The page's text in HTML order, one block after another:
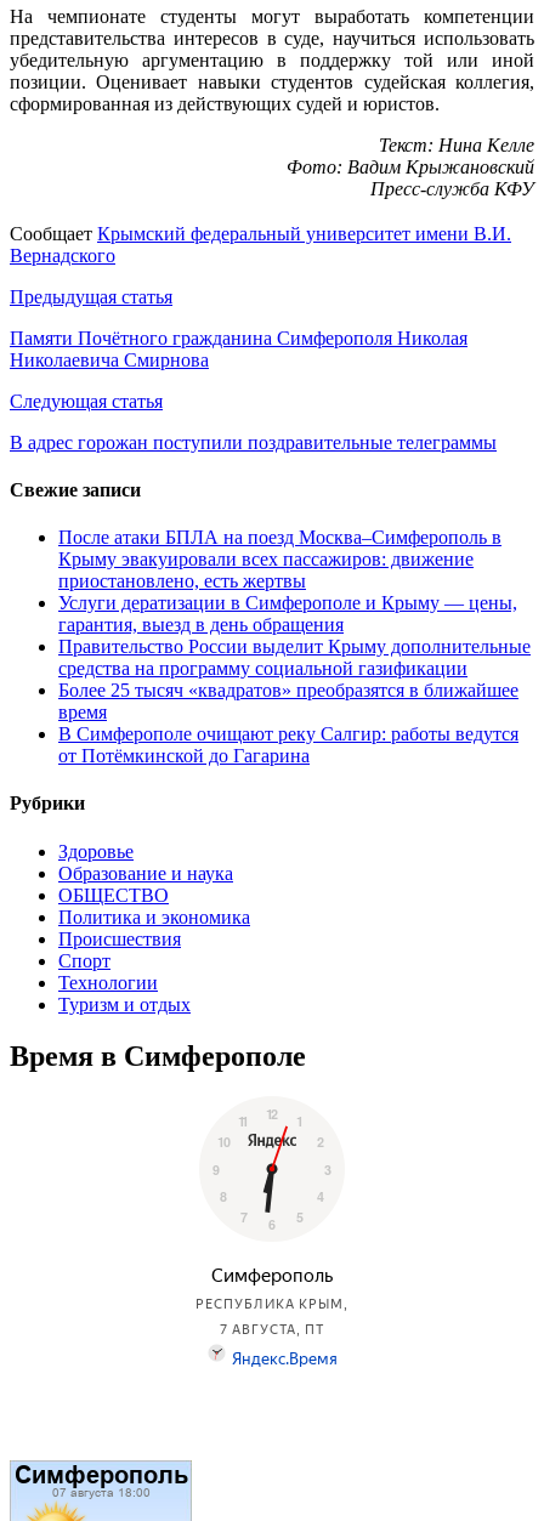
На чемпионате студенты могут выработать компетенции
представительства интересов в суде, научиться использовать
убедительную аргументацию в поддержку той или иной
позиции. Оценивает навыки студентов судейская коллегия,
сформированная из действующих судей и юристов.
Текст: Нина Келле
Фото: Вадим Крыжановский
Пресс-служба КФУ
Сообщает Крымский федеральный университет имени В.И.
Вернадского
Навигация
по
записям
Предыдущая статья
Памяти Почётного гражданина Симферополя Николая
Николаевича Смирнова
Следующая статья
В адрес горожан поступили поздравительные телеграммы
Свежие записи
После атаки БПЛА на поезд Москва–Симферополь в
Крыму эвакуировали всех пассажиров: движение
приостановлено, есть жертвы
Услуги дератизации в Симферополе и Крыму — цены,
гарантия, выезд в день обращения
Правительство России выделит Крыму дополнительные
средства на программу социальной газификации
Более 25 тысяч «квадратов» преобразятся в ближайшее
время
В Симферополе очищают реку Салгир: работы ведутся
от Потёмкинской до Гагарина
Рубрики
Здоровье
Образование и наука
ОБЩЕСТВО
Политика и экономика
Происшествия
Спорт
Технологии
Туризм и отдых
Время в Симферополе